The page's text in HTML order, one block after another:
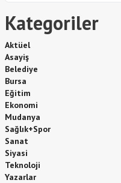
Kategoriler
Aktüel
Asayiş
Belediye
Bursa
Eğitim
Ekonomi
Mudanya
Sağlık+Spor
Sanat
Siyasi
Teknoloji
Yazarlar